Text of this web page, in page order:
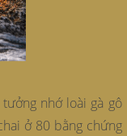
nhớ loài gà gô
ở 80 bằng chứng